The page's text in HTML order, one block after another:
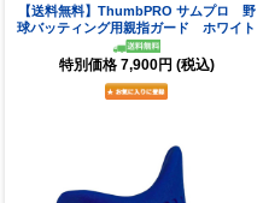
【送料無料】ThumbPRO サムプロ 野
球バッティング用親指ガード ホワイト
特別価格 7,900円 (税込)